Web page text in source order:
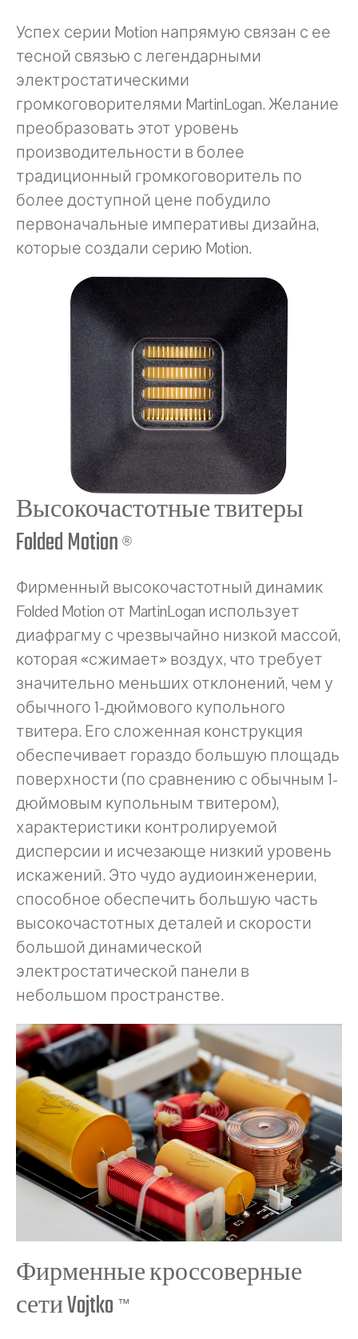
Успех серии Motion напрямую связан с ее
тесной связью с легендарными
электростатическими
громкоговорителями MartinLogan. Желание
преобразовать этот уровень
производительности в более
традиционный громкоговоритель по
более доступной цене побудило
первоначальные императивы дизайна,
которые создали серию Motion.
Высокочастотные твитеры
Folded Motion ®
Фирменный высокочастотный динамик
Folded Motion от MartinLogan использует
диафрагму с чрезвычайно низкой массой,
которая «сжимает» воздух, что требует
значительно меньших отклонений, чем у
обычного 1-дюймового купольного
твитера. Его сложенная конструкция
обеспечивает гораздо большую площадь
поверхности (по сравнению с обычным 1-
дюймовым купольным твитером),
характеристики контролируемой
дисперсии и исчезающе низкий уровень
искажений. Это чудо аудиоинженерии,
способное обеспечить большую часть
высокочастотных деталей и скорости
большой динамической
электростатической панели в
небольшом пространстве.
Фирменные кроссоверные
сети Vojtko ™